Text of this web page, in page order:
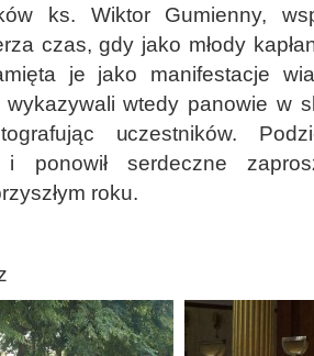
ks. Wiktor Gumienny,
czas, gdy jako młody
je jako manifestacje
wykazywali wtedy panowie w
uczestników.
i ponowił serdeczne
roku.